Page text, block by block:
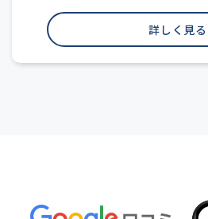
詳しく見る